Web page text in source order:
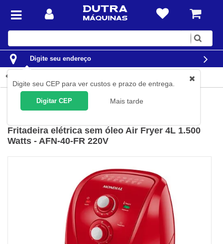
Digite
Digite seu endereço
Digite seu CEP para ver custos e prazo de entrega.
Digitar CEP Mais tarde
Eletroportáteis Fritadeiras elétricas
Fritadeira elétrica sem óleo Air Fryer 4L 1.500
Watts - AFN-40-FR 220V